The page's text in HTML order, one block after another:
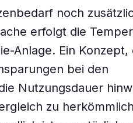
noch
erfolgt die
Anlage. Ein Konzept,
bei den
Nutzungsdauer
zu